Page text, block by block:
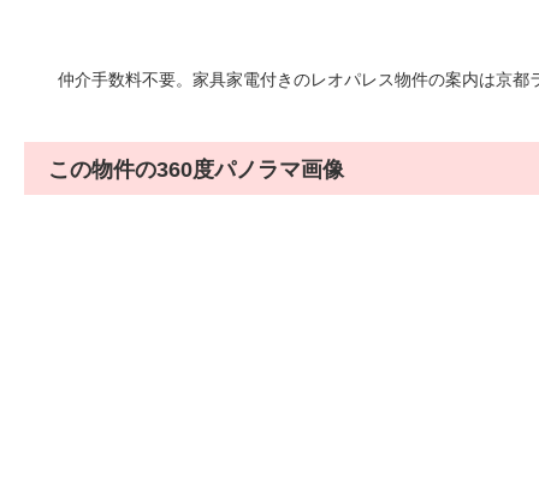
仲介手数料不要。家具家電付きのレオパレス物件の案内は京
この物件の360度パノラマ画像